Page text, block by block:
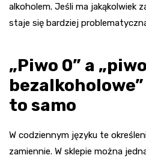
alkoholem. Jeśli ma jakąkolwiek
staje się bardziej
„Piwo 0” a „piwo
to samo
W codziennym języku te
zamiennie. W sklepie można